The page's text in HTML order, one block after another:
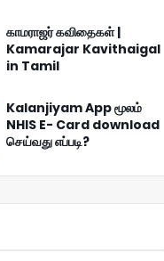
காமராஜர் கவிதைகள் |
Kamarajar Kavithaigal
in Tamil
Kalanjiyam App மூலம்
NHIS E- Card download
செய்வது எப்படி?